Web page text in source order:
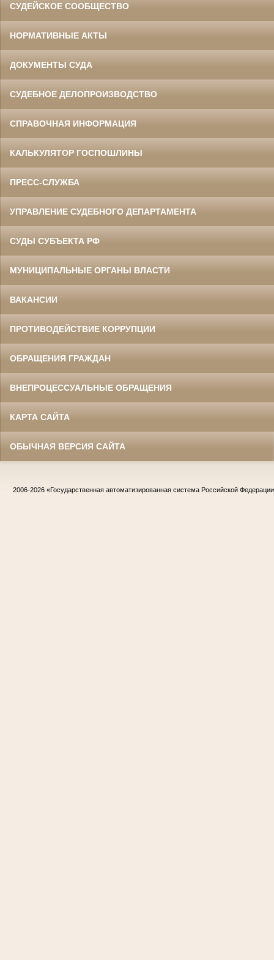
СУДЕЙСКОЕ СООБЩЕСТВО
НОРМАТИВНЫЕ АКТЫ
ДОКУМЕНТЫ СУДА
СУДЕБНОЕ ДЕЛОПРОИЗВОДСТВО
СПРАВОЧНАЯ ИНФОРМАЦИЯ
КАЛЬКУЛЯТОР ГОСПОШЛИНЫ
ПРЕСС-СЛУЖБА
УПРАВЛЕНИЕ СУДЕБНОГО ДЕПАРТАМЕНТА
СУДЫ СУБЪЕКТА РФ
МУНИЦИПАЛЬНЫЕ ОРГАНЫ ВЛАСТИ
ВАКАНСИИ
ПРОТИВОДЕЙСТВИЕ КОРРУПЦИИ
ОБРАЩЕНИЯ ГРАЖДАН
ВНЕПРОЦЕССУАЛЬНЫЕ ОБРАЩЕНИЯ
КАРТА САЙТА
ОБЫЧНАЯ ВЕРСИЯ САЙТА
2006-2026 «Государственная автоматизированная система Российской